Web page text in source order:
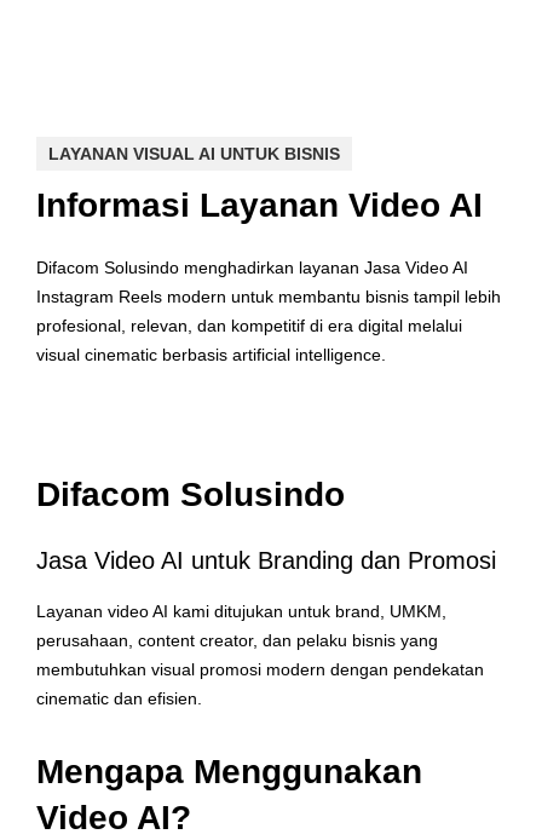
LAYANAN VISUAL AI UNTUK BISNIS
Informasi Layanan Video AI
Difacom Solusindo menghadirkan layanan Jasa Video AI
Instagram Reels modern untuk membantu bisnis tampil lebih
profesional, relevan, dan kompetitif di era digital melalui
visual cinematic berbasis artificial intelligence.
Difacom Solusindo
Jasa Video AI untuk Branding dan Promosi
Layanan video AI kami ditujukan untuk brand, UMKM,
perusahaan, content creator, dan pelaku bisnis yang
membutuhkan visual promosi modern dengan pendekatan
cinematic dan efisien.
Mengapa Menggunakan
Video AI?